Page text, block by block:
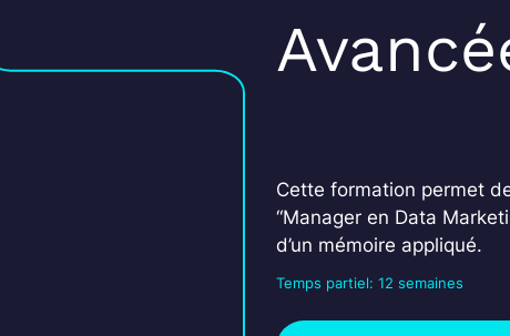
Cette formation permet
“Manager en Data
d’un mémoire appliqué.
Temps partiel: 12 semaines